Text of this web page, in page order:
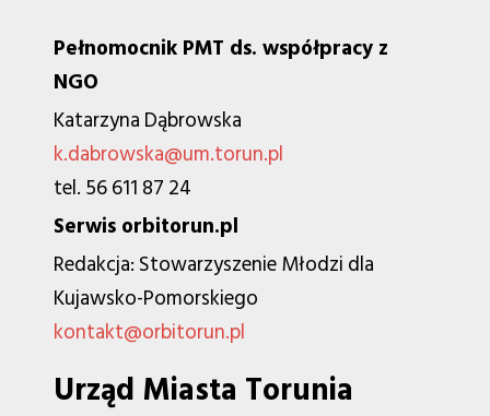
Pełnomocnik PMT ds. współpracy z
NGO
Katarzyna Dąbrowska
k.dabrowska@um.torun.pl
tel. 56 611 87 24
Serwis orbitorun.pl
Redakcja: Stowarzyszenie Młodzi dla
Kujawsko-Pomorskiego
kontakt@orbitorun.pl
Urząd Miasta Torunia